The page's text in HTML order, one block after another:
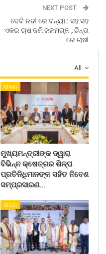
NEXT POST
ଦେବି ନଦୀ ରେ ବନ୍ୟା : ସହ ସହ
ଏକର ଚାଷ ଜମି ଜଳମଗ୍ନ , ଚିନ୍ତା
ରେ ଚାଷୀ
All
ରାଜ୍ୟ
ମୁଖ୍ୟମନ୍ତ୍ରୀଙ୍କ ଦ୍ୱାରା
ବିଭିନ୍ନ କ୍ଷେତ୍ରର ଶିଳ୍ପ
ପ୍ରତିନିଧିମାନଙ୍କ ସହିତ ନିବେଶ
ସମ୍ପ୍ରସାରଣ…
ରାଜ୍ୟ